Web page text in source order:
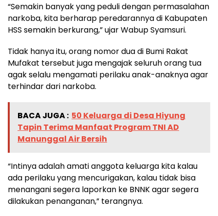
“Semakin banyak yang peduli dengan permasalahan
narkoba, kita berharap peredarannya di Kabupaten
HSS semakin berkurang,” ujar Wabup Syamsuri.
Tidak hanya itu, orang nomor dua di Bumi Rakat
Mufakat tersebut juga mengajak seluruh orang tua
agak selalu mengamati perilaku anak-anaknya agar
terhindar dari narkoba.
BACA JUGA : 50 Keluarga di Desa Hiyung
Tapin Terima Manfaat Program TNI AD
Manunggal Air Bersih
“Intinya adalah amati anggota keluarga kita kalau
ada perilaku yang mencurigakan, kalau tidak bisa
menangani segera laporkan ke BNNK agar segera
dilakukan penanganan,” terangnya.